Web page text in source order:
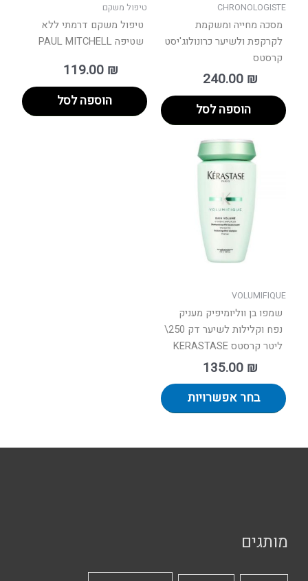
VOLUMIFIQUE
שמפו בן ווליומיפיק מעניק
נפח וקלילות לשיער דק 250\
ליטר קרסטס KERASTASE
135.00 ₪
בחר אפשרויות
טיפול משקם
טיפול משקם דרמתי ללא
שטיפה PAUL MITCHELL
119.00 ₪
הוספה לסל
CHRONOLOGISTE
מסכה מחייה ומשקמת
לקרקפת ולשיער כרונולוג'יסט
קרסטס
240.00 ₪
הוספה לסל
מותגים